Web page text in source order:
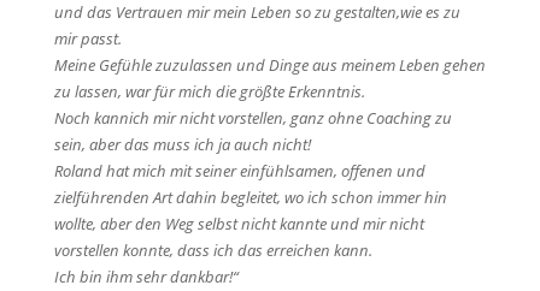
und das Vertrauen mir mein Leben so zu gestalten,wie es zu
mir passt.
Meine Gefühle zuzulassen und Dinge aus meinem Leben gehen
zu lassen, war für mich die größte Erkenntnis.
Noch kannich mir nicht vorstellen, ganz ohne Coaching zu
sein, aber das muss ich ja auch nicht!
Roland hat mich mit seiner einfühlsamen, offenen und
zielführenden Art dahin begleitet, wo ich schon immer hin
wollte, aber den Weg selbst nicht kannte und mir nicht
vorstellen konnte, dass ich das erreichen kann.
Ich bin ihm sehr dankbar!“